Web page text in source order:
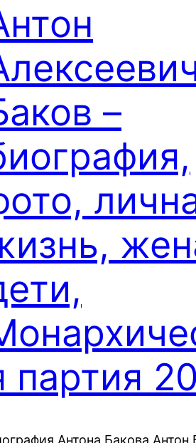
–
партия
Антона Бакова